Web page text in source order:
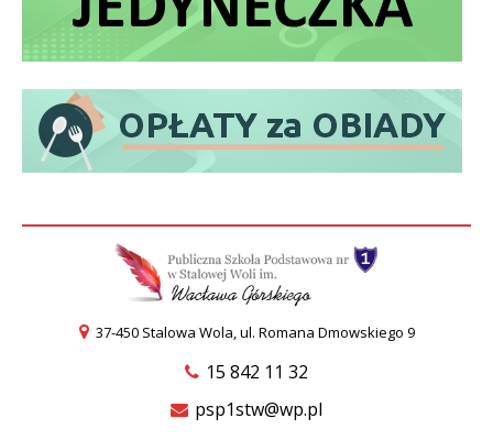
37-450 Stalowa Wola, ul. Romana Dmowskiego 9
15 842 11 32
psp1stw@wp.pl